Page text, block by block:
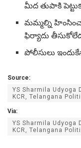
మీద తుపాకి
మమ్మల్ని
ఫిర్యాదు
పోలీసులు
Source:
YS Sharmila Udyoga
KCR, Telangana
Via:
YS Sharmila Udyoga
KCR, Telangana